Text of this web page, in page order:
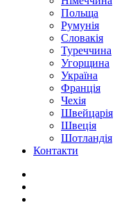
Польща
Румунія
Словакія
Туреччина
Угорщина
Україна
Франція
Чехія
Швейцарія
Швеція
Шотландія
Контакти